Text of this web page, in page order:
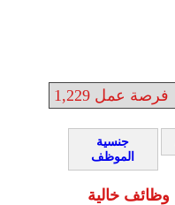
1,229 فرصة عمل
جنسية
الموظف